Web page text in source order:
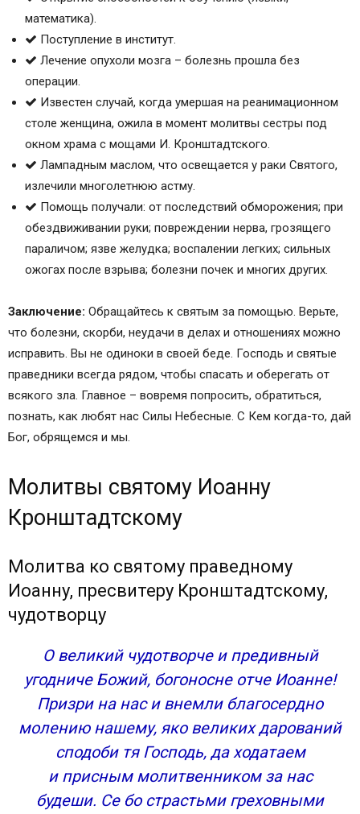
математика).
Поступление в институт.
Лечение опухоли мозга – болезнь прошла без
операции.
Известен случай, когда умершая на реанимационном
столе женщина, ожила в момент молитвы сестры под
окном храма с мощами И. Кронштадтского.
Лампадным маслом, что освещается у раки Святого,
излечили многолетнюю астму.
Помощь получали: от последствий обморожения; при
обездвиживании руки; повреждении нерва, грозящего
параличом; язве желудка; воспалении легких; сильных
ожогах после взрыва; болезни почек и многих других.
Заключение: Обращайтесь к святым за помощью. Верьте,
что болезни, скорби, неудачи в делах и отношениях можно
исправить. Вы не одиноки в своей беде. Господь и святые
праведники всегда рядом, чтобы спасать и оберегать от
всякого зла. Главное – вовремя попросить, обратиться,
познать, как любят нас Силы Небесные. С Кем когда-то, дай
Бог, обрящемся и мы.
Молитвы святому Иоанну
Кронштадтскому
Молитва ко святому праведному
Иоанну, пресвитеру Кронштадтскому,
чудотворцу
О великий чудотворче и предивный
угодниче Божий, богоносне отче Иоанне!
Призри на нас и внемли благосердно
молению нашему, яко великих дарований
сподоби тя Господь, да ходатаем
и присным молитвенником за нас
будеши. Се бо страстьми греховными